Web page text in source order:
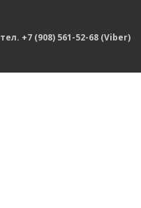
тел. +7 (908) 561-52-68 (Viber)